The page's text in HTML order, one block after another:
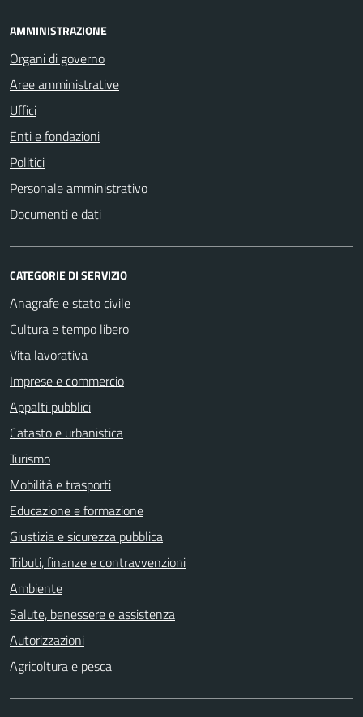
AMMINISTRAZIONE
Organi di governo
Aree amministrative
Uffici
Enti e fondazioni
Politici
Personale amministrativo
Documenti e dati
CATEGORIE DI SERVIZIO
Anagrafe e stato civile
Cultura e tempo libero
Vita lavorativa
Imprese e commercio
Appalti pubblici
Catasto e urbanistica
Turismo
Mobilità e trasporti
Educazione e formazione
Giustizia e sicurezza pubblica
Tributi, finanze e contravvenzioni
Ambiente
Salute, benessere e assistenza
Autorizzazioni
Agricoltura e pesca